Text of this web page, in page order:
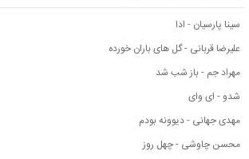
سینا پارسیان - ادا
علیرضا قربانی - گل های باران خورده
مهراد جم - باز شب شد
شدو - ای وای
مهدی جهانی - دیوونه بودم
محسن چاوشی - چهل روز